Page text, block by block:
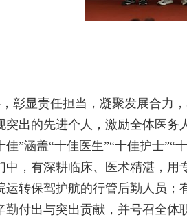
彰显责任担当，凝聚发展合力
突出的先进个人，激励全体医
佳”涵盖“十佳医生”“十佳护士
中，有深耕临床、医术精湛，
运转保驾护航的行管后勤人员
勤付出与突出贡献，并号召全